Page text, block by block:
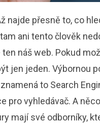
najde přesně to, co
ani tento člověk
náš web. Pokud
jen jeden. Výbornou
to Search
pro vyhledávač. A
mají své odborníky,